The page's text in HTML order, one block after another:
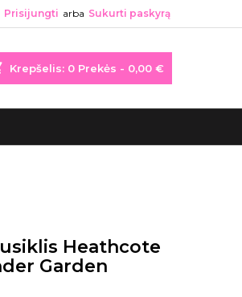
Prisijungti arba Sukurti paskyrą
Krepšelis: 0 Prekės - 0,00 €
Heathcote
Garden